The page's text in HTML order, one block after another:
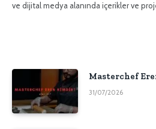
ve dijital medya alanında içerikler ve
Masterchef
31/07/2026